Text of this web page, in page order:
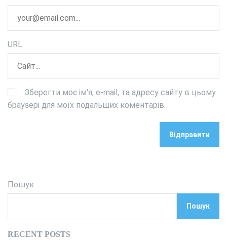
URL
Зберегти моє ім'я, e-mail, та адресу сайту в цьому
браузері для моїх подальших коментарів.
Пошук
Пошук
RECENT POSTS